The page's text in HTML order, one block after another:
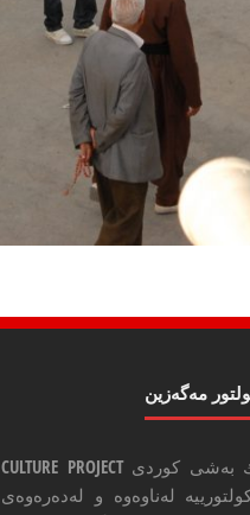
مه‌گه‌زین
كولتور مه‌گه‌زین وه‌ك به‌شی كوردی CULTURE PROJECT
له‌ناوه‌وه‌ و له‌ده‌ره‌وه‌ی